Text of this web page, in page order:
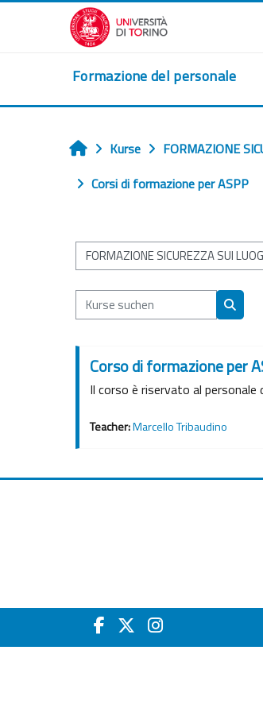
Zum Hauptinhalt
Formazione del personale
Startseite
Kurse FORMAZIONE
Corsi di formazione per ASPP
Kursbereiche
Kurse suchen
Kurse
Corso di formazione per
Il corso è riservato al
Teacher:Marcello Tribaudino